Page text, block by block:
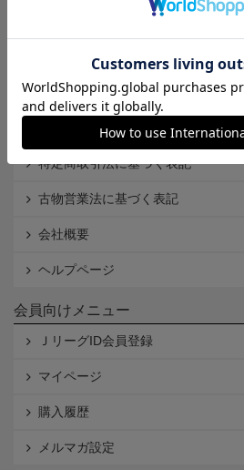
Ｊリーグオンラインストアとは
個人情報保護方針
Cookieポリシー
特定商取引法に基づく表記
古物営業法に基づく表記
会社概要
ヘルプページ
会員向けメニュー
ＪリーグID会員登録
マイページ
購入履歴
メルマガ設定